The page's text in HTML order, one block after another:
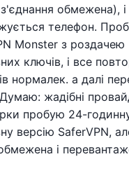
обмежена), і
телефон.
Monster з роздачею
ключів, і все
нормалек. а далі
жадібні
пробую 24-
версію SaferVPN,
і